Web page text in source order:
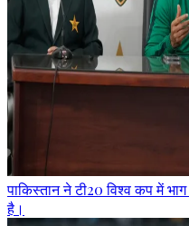
पाकिस्तान ने टी20 विश्व कप में
है।